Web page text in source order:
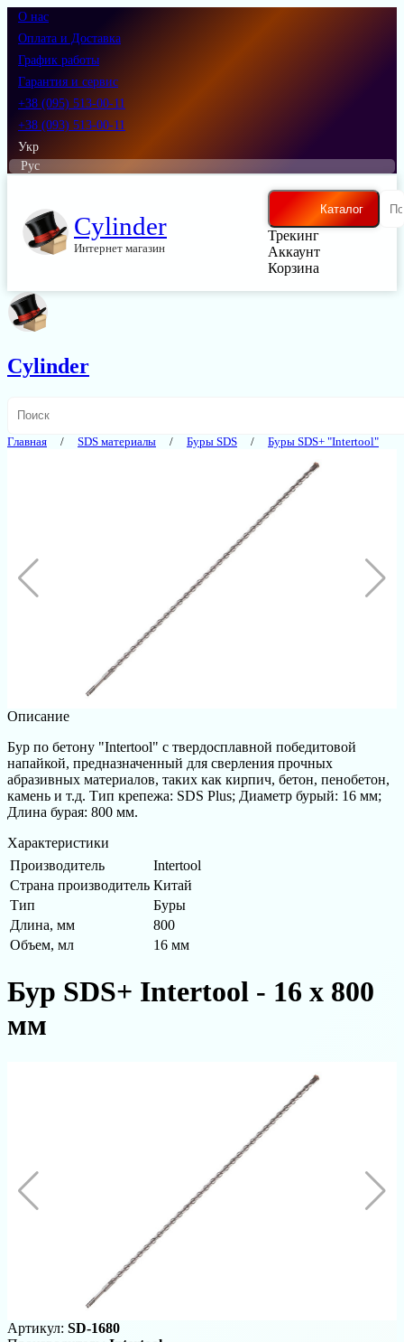
О нас
Оплата и Доставка
График работы
Гарантия и сервис
+38 (095) 513-00-11
+38 (093) 513-00-11
Укр
Рус
Cylinder
Интернет магазин
Каталог
Трекинг
Аккаунт
Корзина
Cylinder
Главная SDS материалы Буры SDS Буры SDS+ "Intertool"
Описание
Бур по бетону "Intertool" с твердосплавной победитовой
напайкой, предназначенный для сверления прочных
абразивных материалов, таких как кирпич, бетон, пенобетон,
камень и т.д. Тип крепежа: SDS Plus; Диаметр бурый: 16 мм;
Длина бурая: 800 мм.
Характеристики
Производитель
Intertool
Страна производитель Китай
Тип
Буры
Длина, мм
800
Объем, мл
16 мм
Бур SDS+ Intertool - 16 х 800
мм
Артикул: SD-1680